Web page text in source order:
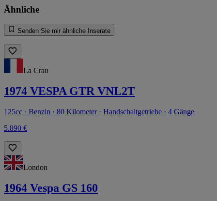
Ähnliche
Senden Sie mir ähnliche Inserate
La Crau
1974 VESPA GTR VNL2T
125cc · Benzin · 80 Kilometer · Handschaltgetriebe · 4 Gänge
5.890 €
London
1964 Vespa GS 160